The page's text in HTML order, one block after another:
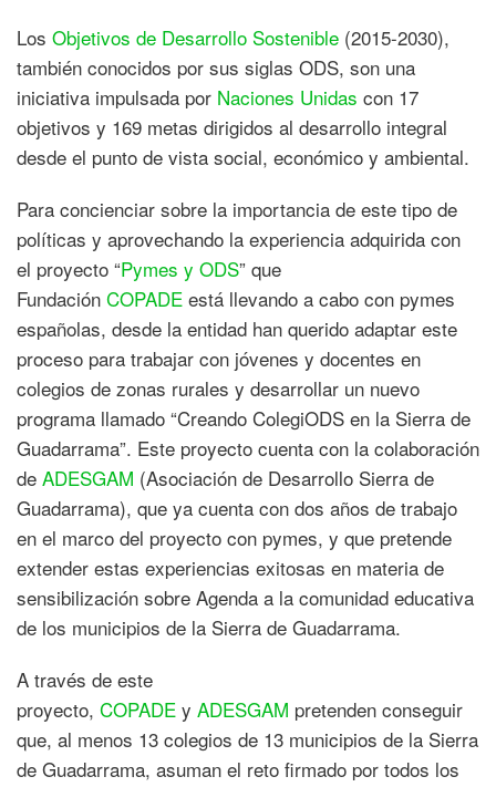
Los Objetivos de Desarrollo Sostenible (2015-2030),
también conocidos por sus siglas ODS, son una
iniciativa impulsada por Naciones Unidas con 17
objetivos y 169 metas dirigidos al desarrollo integral
desde el punto de vista social, económico y ambiental.
Para concienciar sobre la importancia de este tipo de
políticas y aprovechando la experiencia adquirida con
el proyecto “Pymes y ODS” que
Fundación COPADE está llevando a cabo con pymes
españolas, desde la entidad han querido adaptar este
proceso para trabajar con jóvenes y docentes en
colegios de zonas rurales y desarrollar un nuevo
programa llamado “Creando ColegiODS en la Sierra de
Guadarrama”. Este proyecto cuenta con la colaboración
de ADESGAM (Asociación de Desarrollo Sierra de
Guadarrama), que ya cuenta con dos años de trabajo
en el marco del proyecto con pymes, y que pretende
extender estas experiencias exitosas en materia de
sensibilización sobre Agenda a la comunidad educativa
de los municipios de la Sierra de Guadarrama.
A través de este
proyecto, COPADE y ADESGAM pretenden conseguir
que, al menos 13 colegios de 13 municipios de la Sierra
de Guadarrama, asuman el reto firmado por todos los